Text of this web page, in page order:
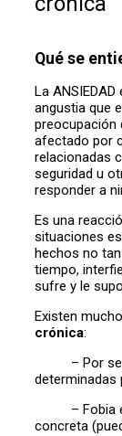
Qué se
La
angustia que
preocupación
afectado por
relacionadas
seguridad u
responder a
Es una
situaciones
hechos no
tiempo,
sufre y le
Existen
crónica:
– Por
determinadas
– Fobia
concreta